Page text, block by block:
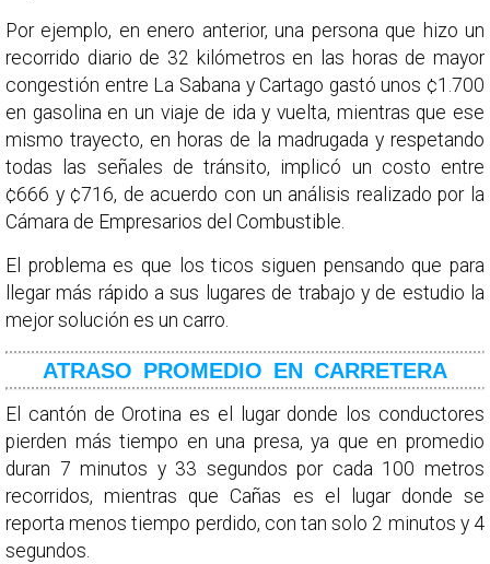
Por ejemplo, en enero anterior, una persona que hizo un
recorrido diario de 32 kilómetros en las horas de mayor
congestión entre La Sabana y Cartago gastó unos ¢1.700
en gasolina en un viaje de ida y vuelta, mientras que ese
mismo trayecto, en horas de la madrugada y respetando
todas las señales de tránsito, implicó un costo entre
¢666 y ¢716, de acuerdo con un análisis realizado por la
Cámara de Empresarios del Combustible.
El problema es que los ticos siguen pensando que para
llegar más rápido a sus lugares de trabajo y de estudio la
mejor solución es un carro.
ATRASO PROMEDIO EN CARRETERA
El cantón de Orotina es el lugar donde los conductores
pierden más tiempo en una presa, ya que en promedio
duran 7 minutos y 33 segundos por cada 100 metros
recorridos, mientras que Cañas es el lugar donde se
reporta menos tiempo perdido, con tan solo 2 minutos y 4
segundos.